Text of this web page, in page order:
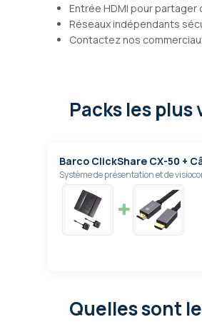
Entrée HDMI pour partager
Réseaux indépendants
Contactez nos
Packs les plus
Barco ClickShare CX-50 +
Système de présentation et de
Quelles sont